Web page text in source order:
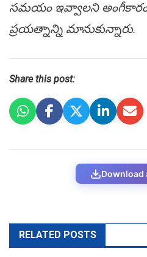
స‌మ‌యం ఇవ్వాల‌ని అంగీకారం
ప్ర‌య‌త్నాన్ని మానుకున్నారు.
Share this post:
Download
RELATED POSTS